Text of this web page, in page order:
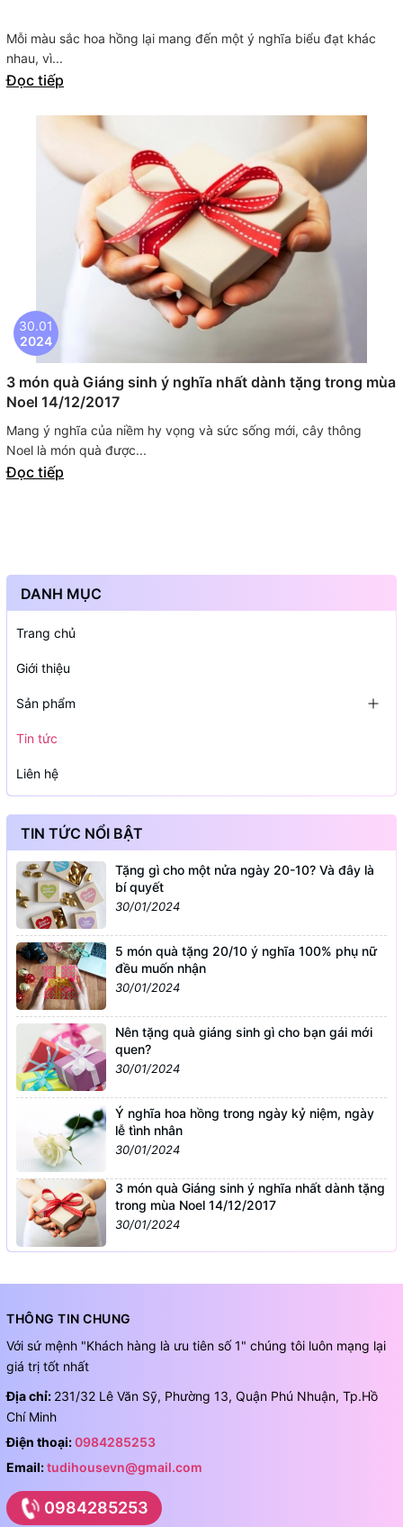
Mỗi màu sắc hoa hồng lại mang đến một ý nghĩa biểu đạt khác
nhau, vì...
Đọc tiếp
30.01
2024
3 món quà Giáng sinh ý nghĩa nhất dành tặng trong mùa
Noel 14/12/2017
Mang ý nghĩa của niềm hy vọng và sức sống mới, cây thông
Noel là món quà được...
Đọc tiếp
DANH MỤC
Trang chủ
Giới thiệu
Sản phẩm
Tin tức
Liên hệ
TIN TỨC NỔI BẬT
Tặng gì cho một nửa ngày 20-10? Và đây là
bí quyết
30/01/2024
5 món quà tặng 20/10 ý nghĩa 100% phụ nữ
đều muốn nhận
30/01/2024
Nên tặng quà giáng sinh gì cho bạn gái mới
quen?
30/01/2024
Ý nghĩa hoa hồng trong ngày kỷ niệm, ngày
lễ tình nhân
30/01/2024
3 món quà Giáng sinh ý nghĩa nhất dành tặng
trong mùa Noel 14/12/2017
30/01/2024
THÔNG TIN CHUNG
Với sứ mệnh "Khách hàng là ưu tiên số 1" chúng tôi luôn mạng lại
giá trị tốt nhất
Địa chỉ: 231/32 Lê Văn Sỹ, Phường 13, Quận Phú Nhuận, Tp.Hồ
Chí Minh
Điện thoại:0984285253
Email:tudihousevn@gmail.com
0984285253